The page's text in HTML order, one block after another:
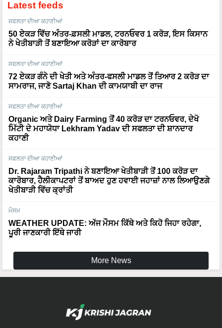
ਸਫਲਤਾ ਦੀਆ ਕਹਾਣੀਆਂ
50 ਏਕੜ ਵਿੱਚ ਅੰਤਰ-ਫ਼ਸਲੀ ਮਾਡਲ, ਟਰਨਓਵਰ 1 ਕਰੋੜ, ਇਸ ਕਿਸਾਨ
ਨੇ ਖੇਤੀਬਾੜੀ ਤੋਂ ਬਣਾਇਆ ਕਰੋੜਾਂ ਦਾ ਕਾਰੋਬਾਰ
72 ਏਕੜ ਗੰਨੇ ਦੀ ਖੇਤੀ ਅਤੇ ਅੰਤਰ-ਫਸਲੀ ਮਾਡਲ ਤੋਂ ਤਿਆਰ 2 ਕਰੋੜ ਦਾ
ਸਾਮਰਾਜ, ਜਾਣੋ Sartaj Khan ਦੀ ਕਾਮਯਾਬੀ ਦਾ ਰਾਜ
ਸਫਲਤਾ ਦੀਆ ਕਹਾਣੀਆਂ
Organic ਅਤੇ Dairy Farming ਤੋਂ 40 ਕਰੋੜ ਦਾ ਟਰਨਓਵਰ, ਦੇਖੋ
ਮਿੱਟੀ ਦੇ ਮਹਾਯੋਧਾ Lekhram Yadav ਦੀ ਸਫਲਤਾ ਦੀ ਸ਼ਾਨਦਾਰ
ਕਹਾਣੀ
Dr. Rajaram Tripathi ਨੇ ਬਣਾਇਆ ਖੇਤੀਬਾੜੀ ਤੋਂ 100 ਕਰੋੜ ਦਾ
ਕਾਰੋਬਾਰ, ਹੈਲੀਕਾਪਟਰਾਂ ਤੋਂ ਬਾਅਦ ਹੁਣ ਹਵਾਈ ਜਹਾਜ਼ਾਂ ਨਾਲ ਲਿਆਉਣਗੇ
ਖੇਤੀਬਾੜੀ ਵਿੱਚ ਕ੍ਰਾਂਤੀ
WEATHER UPDATE: ਅੱਜ ਮੌਸਮ ਕਿੱਥੇ ਅਤੇ ਕਿਹੋ ਜਿਹਾ ਰਹੇਗਾ,